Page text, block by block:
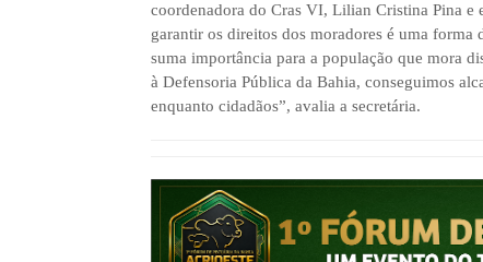
coordenadora do Cras VI, Lilian Cristina Pina e
garantir os direitos dos moradores é uma forma
suma importância para a população que mora
à Defensoria Pública da Bahia, conseguimos
enquanto cidadãos”, avalia a secretária.